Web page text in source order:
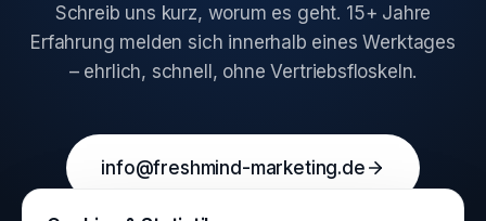
Schreib uns kurz, worum es geht. 15+ Jahre
Erfahrung melden sich innerhalb eines Werktages
– ehrlich, schnell, ohne Vertriebsfloskeln.
info@freshmind-marketing.de